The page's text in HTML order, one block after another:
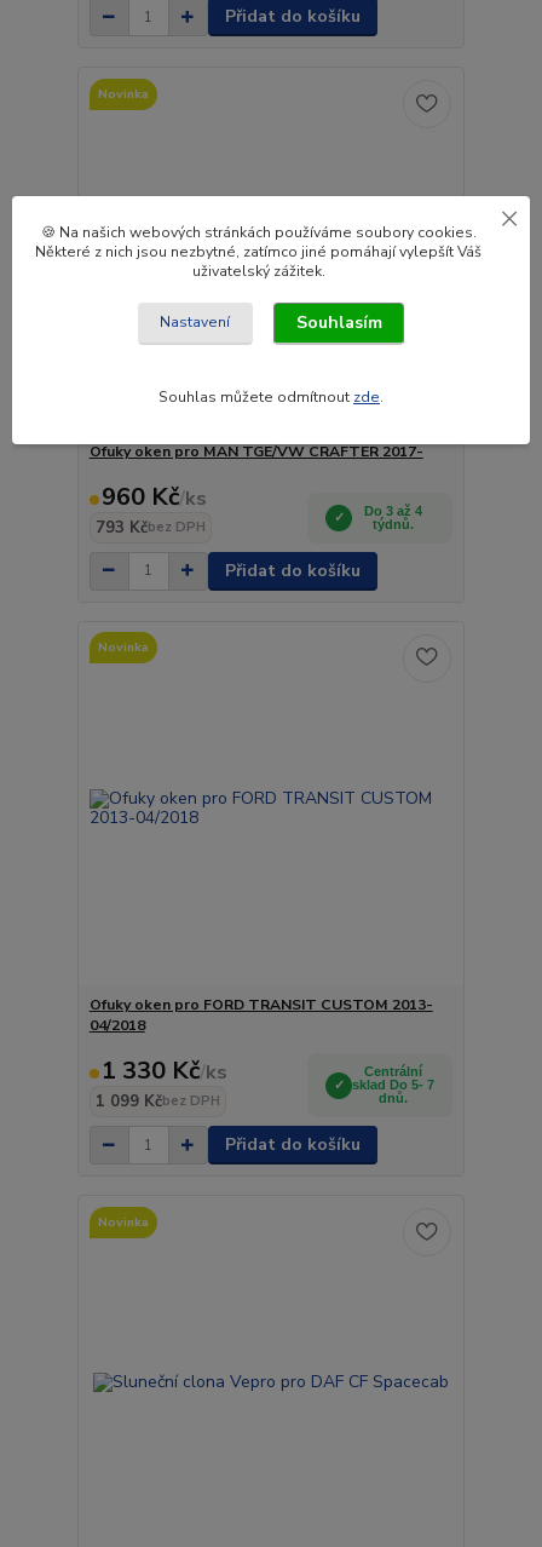
Přidat do košíku
Novinka
Ofuky oken pro MAN TGE/VW CRAFTER 2017-
960 Kč/ks
793 Kčbez DPH
Do 3 až 4
týdnů.
Přidat do košíku
Novinka
Ofuky oken pro FORD TRANSIT CUSTOM 2013-
04/2018
1 330 Kč/ks
1 099 Kčbez DPH
Centrální
sklad Do 5- 7
dnů.
Přidat do košíku
Novinka
🍪 Na našich webových stránkách používáme soubory cookies.
Některé z nich jsou nezbytné, zatímco jiné pomáhají vylepšít Váš
uživatelský zážitek.
Nastavení Souhlasím
Souhlas můžete odmítnout zde.